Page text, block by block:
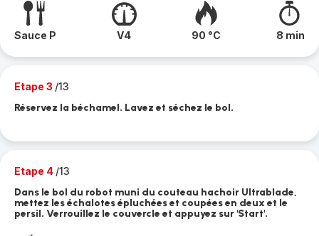
Sauce P V4 90 °C 8 min
Etape 3 /13
Réservez la béchamel. Lavez et séchez le bol.
Etape 4 /13
Dans le bol du robot muni du couteau hachoir Ultrablade,
mettez les échalotes épluchées et coupées en deux et le
persil. Verrouillez le couvercle et appuyez sur 'Start'.